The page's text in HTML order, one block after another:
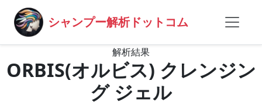
シャンプー解析ドットコム
解析結果
ORBIS(オルビス) クレンジン
グ ジェル